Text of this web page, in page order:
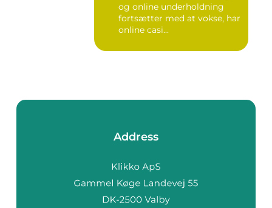
og online underholdning
fortsætter med at vokse, har
online casi...
Address